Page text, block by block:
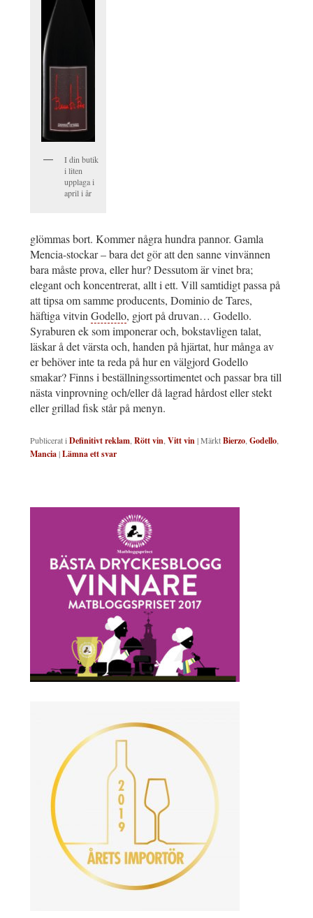
I din butik
i liten
upplaga i
april i år
glömmas bort. Kommer några hundra pannor. Gamla
Mencia-stockar – bara det gör att den sanne vinvännen
bara måste prova, eller hur? Dessutom är vinet bra;
elegant och koncentrerat, allt i ett. Vill samtidigt passa på
att tipsa om samme producents, Dominio de Tares,
häftiga vitvinGodello, gjort på druvan… Godello.
Syraburen ek som imponerar och, bokstavligen talat,
läskar å det värsta och, handen på hjärtat, hur många av
er behöver inte ta reda på hur en välgjord Godello
smakar? Finns i beställningssortimentet och passar bra till
nästa vinprovning och/eller då lagrad hårdost eller stekt
eller grillad fisk står på menyn.
Publicerat iDefinitivt reklam,Rött vin,Vitt vin|MärktBierzo,Godello,
Mancia|Lämna ett svar